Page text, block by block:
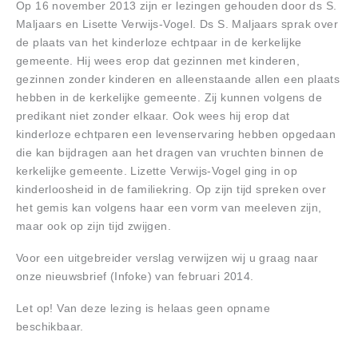
Op 16 november 2013 zijn er lezingen gehouden door ds S.
Maljaars en Lisette Verwijs-Vogel. Ds S. Maljaars sprak over
de plaats van het kinderloze echtpaar in de kerkelijke
gemeente. Hij wees erop dat gezinnen met kinderen,
gezinnen zonder kinderen en alleenstaande allen een plaats
hebben in de kerkelijke gemeente. Zij kunnen volgens de
predikant niet zonder elkaar. Ook wees hij erop dat
kinderloze echtparen een levenservaring hebben opgedaan
die kan bijdragen aan het dragen van vruchten binnen de
kerkelijke gemeente. Lizette Verwijs-Vogel ging in op
kinderloosheid in de familiekring. Op zijn tijd spreken over
het gemis kan volgens haar een vorm van meeleven zijn,
maar ook op zijn tijd zwijgen.
Voor een uitgebreider verslag verwijzen wij u graag naar
onze nieuwsbrief (Infoke) van februari 2014.
Let op! Van deze lezing is helaas geen opname
beschikbaar.